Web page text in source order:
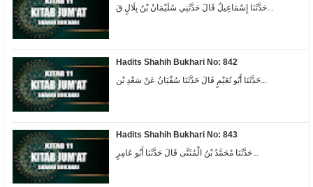
حَدَّثَنَا إِسْمَاعِيلُ قَالَ حَدَّثَنِي سُلَيْمَانُ بْنُ بِلَالٍ قَ...
Hadits Shahih Bukhari No: 842
Hadits Shahih Bukhari No: 843